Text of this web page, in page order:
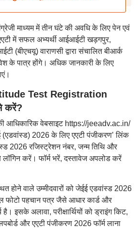
माध्यम में तीन घंटे की अवधि के लिए पेन एवं
में सफल अभ्यर्थी आईआईटी खड़गपुर,
वाराणसी द्वारा संचालित बीआर्क
के पात्र होंगे। अधिक जानकारी के लिए
Test Registration
करें?
आधिकारिक वेबसाइट https://jeeadv.ac.in/
(एडवांस्ड) 2026 के लिए एएटी पंजीकरण’ लिंक
2026 रजिस्ट्रेशन नंबर, जन्म तिथि और
लॉगिन करें। फॉर्म भरें, दस्तावेज अपलोड करें
होने वाले उम्मीदवारों को जेईई एडवांस्ड 2026
फोटो पहचान पत्र जैसे आधार कार्ड और
है। इसके अलावा, परीक्षार्थियों को ड्राइंग किट,
और एएटी पंजीकरण 2026 फॉर्म लाना